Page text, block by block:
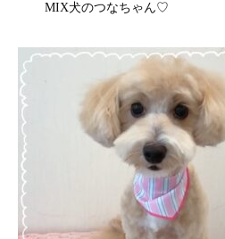
MIX犬のつなちゃん♡